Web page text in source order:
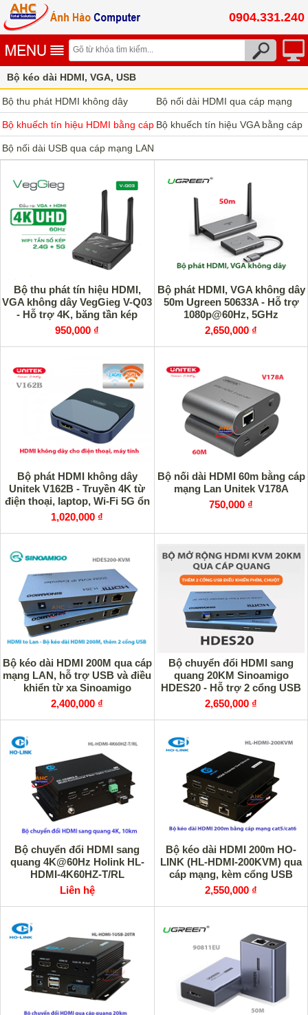
0904.331.240
Bộ kéo dài HDMI, VGA, USB
Bộ khuếch tín hiệu HDMI bằng cáp mạng Lan
Bộ thu phát HDMI không dây
Unitek
Bộ nối dài HDMI qua cáp mạng
LAN Dtech (HDMI Extender)
Bộ khuếch tín hiệu HDMI bằng cáp
mạng Lan
Bộ khuếch tín hiệu VGA bằng cáp
Bộ nối dài USB qua cáp mạng LAN
Bộ thu phát tín hiệu HDMI,
VGA không dây VegGieg V-Q03
- Hỗ trợ 4K, băng tần kép
2.4G/5G
950,000 ₫
Bộ phát HDMI, VGA không dây
50m Ugreen 50633A - Hỗ trợ
1080p@60Hz, 5GHz
2,650,000 ₫
Bộ phát HDMI không dây
Unitek V162B - Truyền 4K từ
điện thoại, laptop, Wi-Fi 5G ổn
định
1,020,000 ₫
Bộ nối dài HDMI 60m bằng cáp
mạng Lan Unitek V178A
750,000 ₫
Bộ kéo dài HDMI 200M qua cáp
mạng LAN, hỗ trợ USB và điều
khiển từ xa Sinoamigo
HDES200-KVM
2,400,000 ₫
Bộ chuyển đổi HDMI sang
quang 20KM Sinoamigo
HDES20 - Hỗ trợ 2 cổng USB
và IR
2,650,000 ₫
Bộ chuyển đổi HDMI sang
quang 4K@60Hz Holink HL-
HDMI-4K60HZ-T/RL
Liên hệ
Bộ kéo dài HDMI 200m HO-
LINK (HL-HDMI-200KVM) qua
cáp mạng, kèm cổng USB
2,550,000 ₫